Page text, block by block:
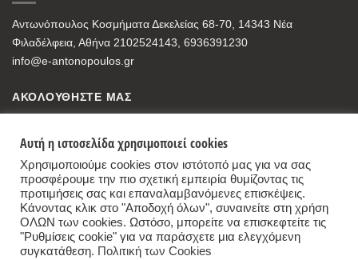
Αντωνόπουλος Κοσμήματα Δεκελείας 68-70, 14343 Νέα
Φιλαδέλφεια, Αθήνα 2102524143, 6936391230
info@e-antonopoulos.gr
ΑΚΟΛΟΥΘΗΣΤΕ ΜΑΣ
Αυτή η ιστοσελίδα χρησιμοποιεί cookies
Χρησιμοποιούμε cookies στον ιστότοπό μας για να σας
προσφέρουμε την πιο σχετική εμπειρία θυμίζοντας τις
προτιμήσεις σας και επαναλαμβανόμενες επισκέψεις.
Κάνοντας κλικ στο "Αποδοχή όλων", συναινείτε στη χρήση
ΟΛΩΝ των cookies. Ωστόσο, μπορείτε να επισκεφτείτε τις
"Ρυθμίσεις cookie" για να παράσχετε μια ελεγχόμενη
συγκατάθεση. Πολιτική των Cookies